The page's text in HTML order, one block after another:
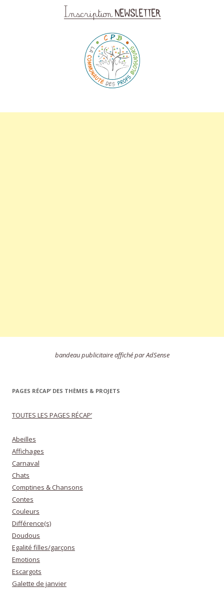
bandeau publicitaire affiché par AdSense
PAGES RÉCAP’ DES THÈMES & PROJETS
TOUTES LES PAGES RÉCAP’
Abeilles
Affichages
Carnaval
Chats
Comptines & Chansons
Contes
Couleurs
Différence(s)
Doudous
Egalité filles/garçons
Emotions
Escargots
Galette de janvier